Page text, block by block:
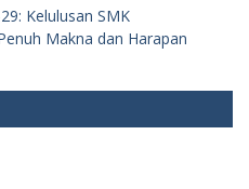
Kelulusan SMK
Makna dan Harapan